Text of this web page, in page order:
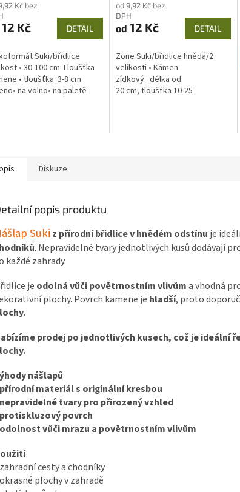
Kč bez
12 Kč DETAIL
Suki/břidlice
• 30-100 cm Tloušťka
• tloušťka: 3-8 cm
na volno• na paletě
od 9,92 Kč bez
DPH
od 12 Kč DETAIL
Zone Suki/břidlice hnědá/2
velikosti • Kámen
zídkový: délka od
20 cm, tloušťka 10-25
Diskuze
popis produktu
Suki z přírodní břidlice v hnědém odstínu je
. Nepravidelné tvary jednotlivých kusů dodávají
každé zahrady.
je odolná vůči povětrnostním vlivůma vhodná
plochy. Povrch kamene je hladší, proto
.
prodej po jednotlivých kusech, což je ideální
nášlapů
přírodní materiál s originální kresbou
nepravidelné tvary pro přirozený vzhled
protiskluzový povrch
odolnost vůči mrazu a povětrnostním vlivům
cesty a chodníky
plochy v zahradě